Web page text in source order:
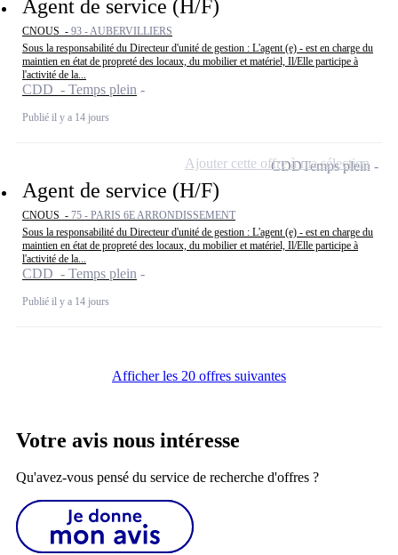
Agent de service (H/F)
CNOUS - 93 - AUBERVILLIERS
Sous la responsabilité du Directeur d'unité de gestion : L'agent (e) - est en charge du
maintien en état de propreté des locaux, du mobilier et matériel, Il/Elle participe à
l'activité de la...
CDD - Temps plein
Publié il y a 14 jours
Agent de service (H/F)
CNOUS - 75 - PARIS 6E ARRONDISSEMENT
Sous la responsabilité du Directeur d'unité de gestion : L'agent (e) - est en charge du
maintien en état de propreté des locaux, du mobilier et matériel, Il/Elle participe à
l'activité de la...
CDD - Temps plein
Publié il y a 14 jours
CDDTemps plein
Ajouter cette offre à ma sélection
Afficher les 20 offres suivantes
Votre avis nous intéresse
Qu'avez-vous pensé du service de recherche d'offres ?